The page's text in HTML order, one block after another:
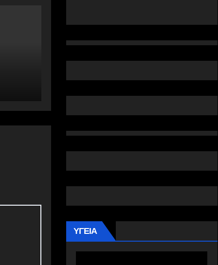
ENTERTAINMENT
ΥΓΕΙΑ